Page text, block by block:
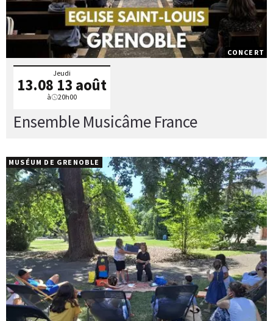
Ensemble Musicâme France
Jeudi
13.08 13 août
à 20h00
CONCERT
MUSÉUM DE GRENOBLE